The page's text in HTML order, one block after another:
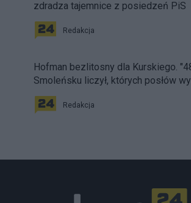
zdradza tajemnice z posiedzeń PiS
Redakcja
Hofman bezlitosny dla Kurskiego.
Smoleńsku liczył, których posłów
Redakcja